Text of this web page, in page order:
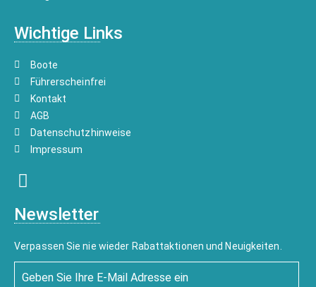
Wichtige Links
Boote
Führerscheinfrei
Kontakt
AGB
Datenschutzhinweise
Impressum
Newsletter
Verpassen Sie nie wieder Rabattaktionen und Neuigkeiten.